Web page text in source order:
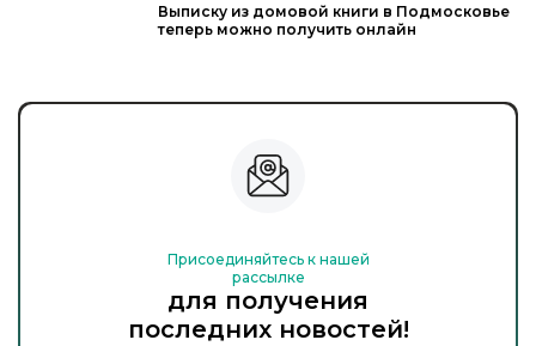
Выписку из домовой книги в Подмосковье
теперь можно получить онлайн
Присоединяйтесь к нашей
рассылке
для получения
последних новостей!